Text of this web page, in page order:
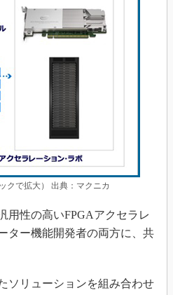
ドインジャパン
場
産
バル設計・開発
セキュリティ
コロナへの対応
クで拡大） 出典：マクニカ
用性の高いFPGAアクセラレ
ター機能開発者の両方に、共
ソリューションを組み合わせ